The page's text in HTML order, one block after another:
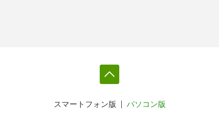
スマートフォン版 パソコン版